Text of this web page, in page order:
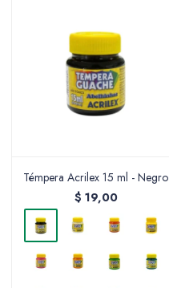
Témpera Acrilex 15 ml - Negro
$ 19,00